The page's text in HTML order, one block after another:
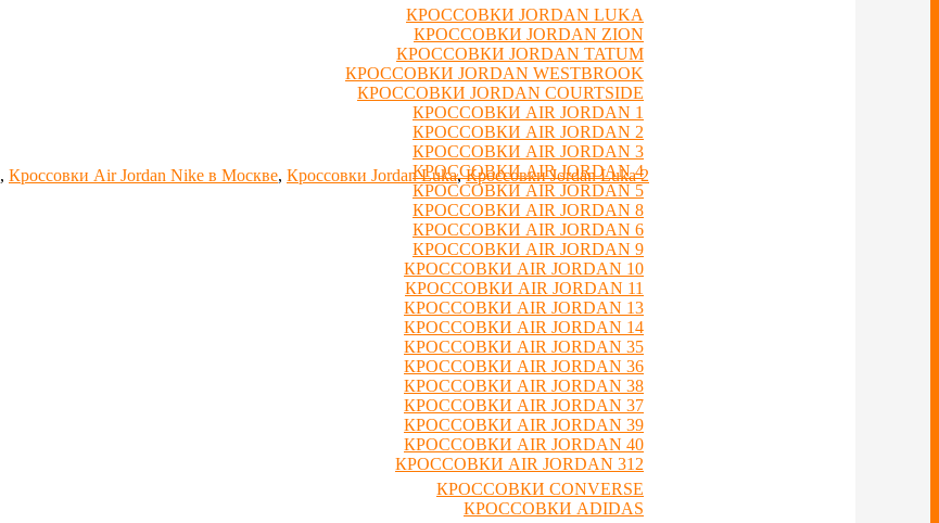
КРОССОВКИ JORDAN LUKA
КРОССОВКИ JORDAN ZION
КРОССОВКИ JORDAN TATUM
КРОССОВКИ JORDAN WESTBROOK
КРОССОВКИ JORDAN COURTSIDE
КРОССОВКИ AIR JORDAN 1
КРОССОВКИ AIR JORDAN 2
КРОССОВКИ AIR JORDAN 3
КРОССОВКИ AIR JORDAN 4
КРОССОВКИ AIR JORDAN 5
КРОССОВКИ AIR JORDAN 8
КРОССОВКИ AIR JORDAN 6
КРОССОВКИ AIR JORDAN 9
КРОССОВКИ AIR JORDAN 10
КРОССОВКИ AIR JORDAN 11
КРОССОВКИ AIR JORDAN 13
КРОССОВКИ AIR JORDAN 14
КРОССОВКИ AIR JORDAN 35
КРОССОВКИ AIR JORDAN 36
КРОССОВКИ AIR JORDAN 38
КРОССОВКИ AIR JORDAN 37
КРОССОВКИ AIR JORDAN 39
КРОССОВКИ AIR JORDAN 40
КРОССОВКИ AIR JORDAN 312
КРОССОВКИ CONVERSE
КРОССОВКИ ADIDAS
, Кроссовки Air Jordan Nike в Москве, Кроссовки Jordan Luka,Кроссовки Jordan Luka 2